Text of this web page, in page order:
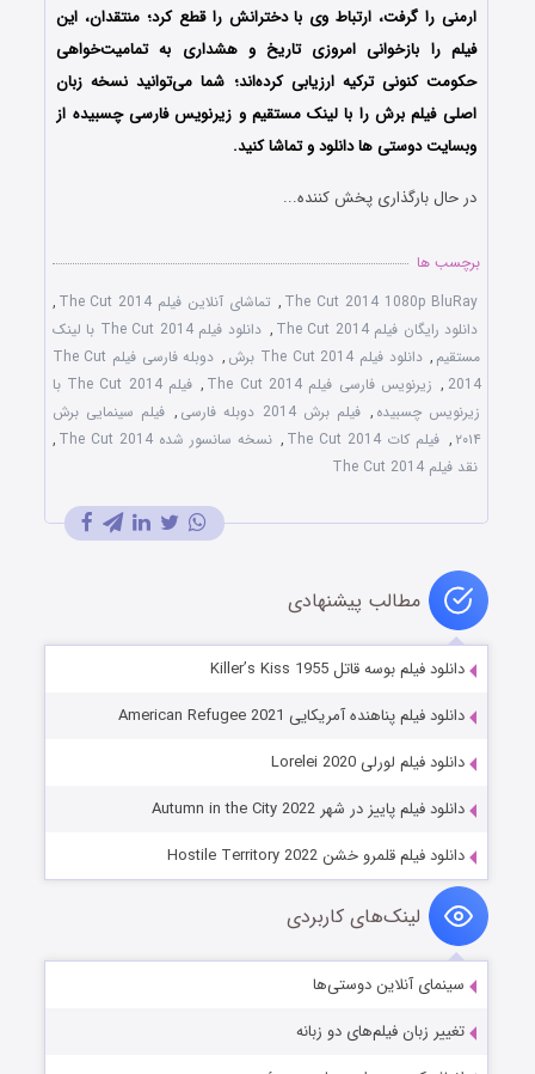
ارمنی را گرفت، ارتباط وی با دخترانش را قطع کرد؛ منتقدان، این
فیلم را بازخوانی امروزی تاریخ و هشداری به تمامیت‌خواهی
حکومت کنونی ترکیه ارزیابی کرده‌اند؛ شما می‌توانید نسخه زبان
اصلی فیلم برش را با ‌لینک مستقیم و زیرنویس فارسی چسبیده از
وبسایت دوستی ها دانلود و تماشا کنید.
در حال بارگذاری پخش کننده...
برچسب ها
The Cut 2014 1080p BluRay
, تماشای آنلاین فیلم The Cut 2014
,
دانلود رایگان فیلم The Cut 2014
,
دانلود فیلم The Cut 2014 با لینک
مستقیم , دانلود فیلم The Cut 2014 برش ,
دوبله فارسی فیلم The Cut
2014
, زیرنویس فارسی فیلم The Cut 2014 ,
فیلم The Cut 2014 با
زیرنویس چسبیده , فیلم برش 2014 دوبله فارسی , فیلم سینمایی برش
۲۰۱۴ , فیلم کات The Cut 2014 , نسخه سانسور شده The Cut 2014
,
نقد فیلم The Cut 2014
مطالب پیشنهادی
دانلود فیلم بوسه قاتل Killer’s Kiss 1955
دانلود فیلم پناهنده آمریکایی American Refugee 2021
دانلود فیلم لورلی Lorelei 2020
دانلود فیلم پاییز در شهر Autumn in the City 2022
دانلود فیلم قلمرو خشن Hostile Territory 2022
لینک‌های کاربردی
سینمای آنلاین دوستی‌ها
تغییر زبان فیلم‌های دو زبانه